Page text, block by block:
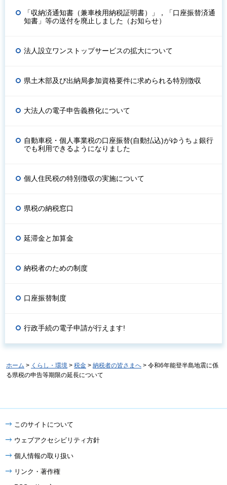
「収納済通知書（兼車検用納税証明書）」，「口座振替済通
知書」等の送付を廃止しました（お知らせ）
法人設立ワンストップサービスの拡大について
県土木部及び出納局参加資格要件に求められる特別徴収
大法人の電子申告義務化について
自動車税・個人事業税の口座振替(自動払込)がゆうちょ銀行
でも利用できるようになりました
個人住民税の特別徴収の実施について
県税の納税窓口
延滞金と加算金
納税者のための制度
口座振替制度
行政手続の電子申請が行えます!
ホーム > くらし・環境 > 税金 > 納税者の皆さまへ > 令和6年能登半島地震に係
る県税の申告等期限の延長について
このサイトについて
ウェブアクセシビリティ方針
個人情報の取り扱い
リンク・著作権